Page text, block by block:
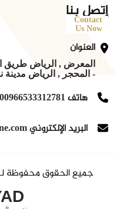
إتصل بنا
Contact
Us Now
العنوان
المعرض , الرياض طريق
- المحجر , الرياض مدينة
هاتف 00966533312781 / واتساب - اتصال
البريد الإلكتروني
جميع الحقوق محفوظة لـ